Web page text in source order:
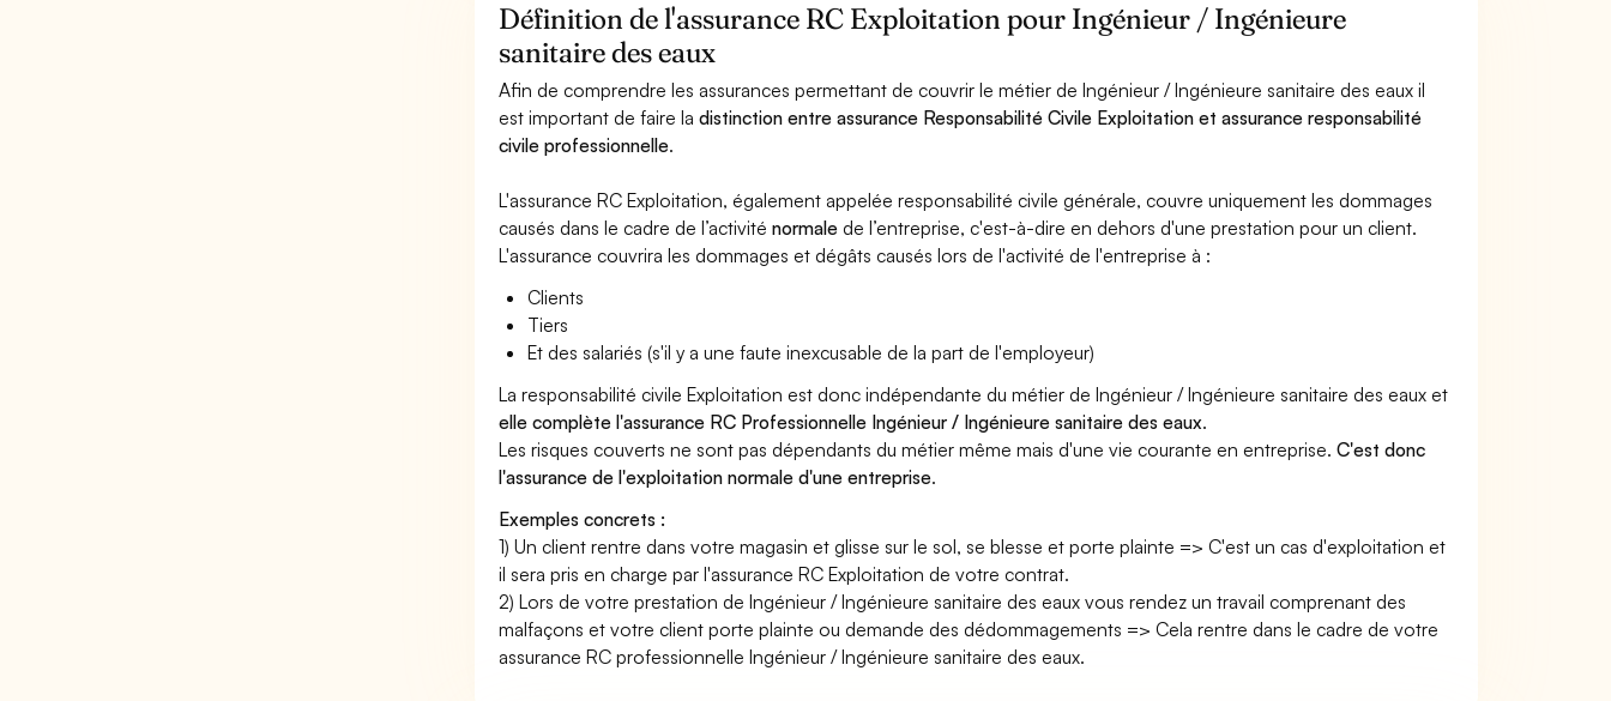
Définition de l'assurance RC Exploitation pour Ingénieur / Ingénieure
sanitaire des eaux
Afin de comprendre les assurances permettant de couvrir le métier de Ingénieur / Ingénieure sanitaire des eaux il
est important de faire ladistinction entre assurance Responsabilité Civile Exploitation et assurance responsabilité
civile professionnelle.
L'assurance RC Exploitation, également appelée responsabilité civile générale, couvre uniquement les dommages
causés dans le cadre de l’activiténormale de l’entreprise, c'est-à-dire en dehors d'une prestation pour un client.
L'assurance couvrira les dommages et dégâts causés lors de l'activité de l'entreprise à :
Clients
Tiers
Et des salariés (s'il y a une faute inexcusable de la part de l'employeur)
La responsabilité civile Exploitation est donc indépendante du métier de Ingénieur / Ingénieure sanitaire des eaux et
elle complète l'assurance RC Professionnelle Ingénieur / Ingénieure sanitaire des eaux.
Les risques couverts ne sont pas dépendants du métier même mais d'une vie courante en entreprise.C'est donc
l'assurance de l'exploitation normale d'une entreprise.
Exemples concrets :
1) Un client rentre dans votre magasin et glisse sur le sol, se blesse et porte plainte => C'est un cas d'exploitation et
il sera pris en charge par l'assurance RC Exploitation de votre contrat.
2) Lors de votre prestation de Ingénieur / Ingénieure sanitaire des eaux vous rendez un travail comprenant des
malfaçons et votre client porte plainte ou demande des dédommagements => Cela rentre dans le cadre de votre
assurance RC professionnelle Ingénieur / Ingénieure sanitaire des eaux.